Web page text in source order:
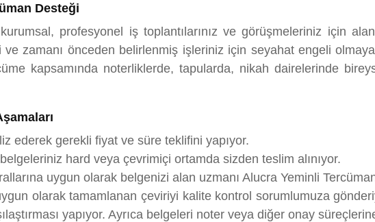
Desteği
profesyonel iş toplantılarınız ve görüşmeleriniz için
zamanı önceden belirlenmiş işleriniz için seyahat engeli
kapsamında noterliklerde, tapularda, nikah dairelerinde
ederek gerekli fiyat ve süre teklifini yapıyor.
hard veya çevrimiçi ortamda sizden teslim alınıyor.
uygun olarak belgenizi alan uzmanı Alucra Yeminli
olarak tamamlanan çeviriyi kalite kontrol sorumlumuza
yapıyor. Ayrıca belgeleri noter veya diğer onay